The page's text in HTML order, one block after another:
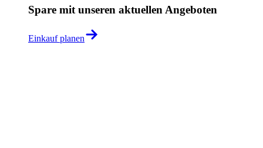
Spare mit unseren aktuellen Angeboten
Einkauf planen